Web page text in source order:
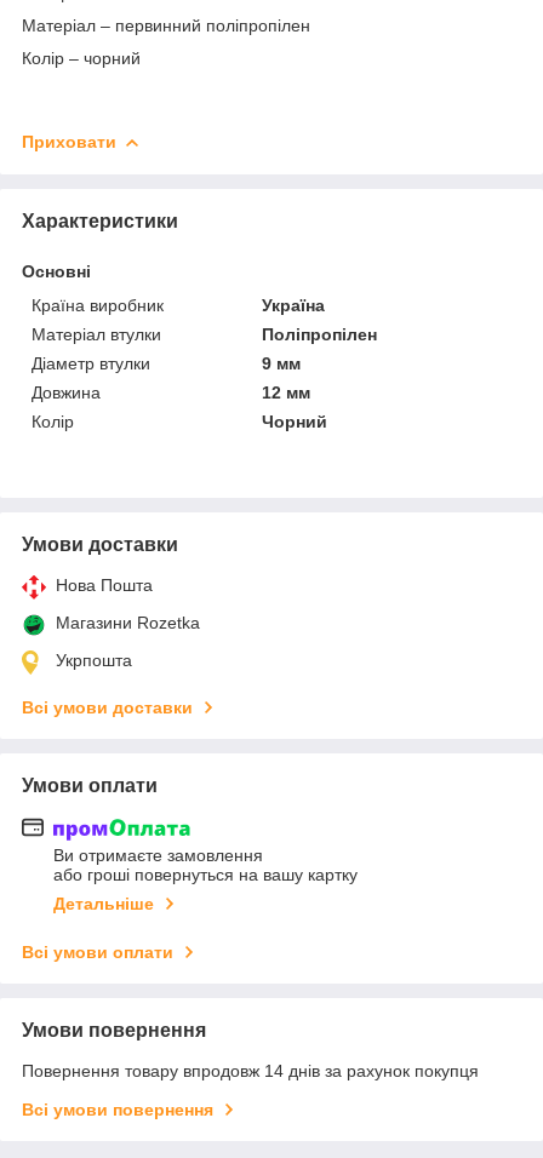
Матеріал – первинний поліпропілен
Колір – чорний
Приховати
Характеристики
Основні
Країна виробник
Україна
Матеріал втулки
Поліпропілен
Діаметр втулки
9 мм
Довжина
12 мм
Колір
Чорний
Умови доставки
Нова Пошта
Магазини Rozetka
Укрпошта
Всі умови доставки
Умови оплати
Ви отримаєте замовлення
або гроші повернуться на вашу картку
Детальніше
Всі умови оплати
Умови повернення
Повернення товару впродовж 14 днів за рахунок покупця
Всі умови повернення